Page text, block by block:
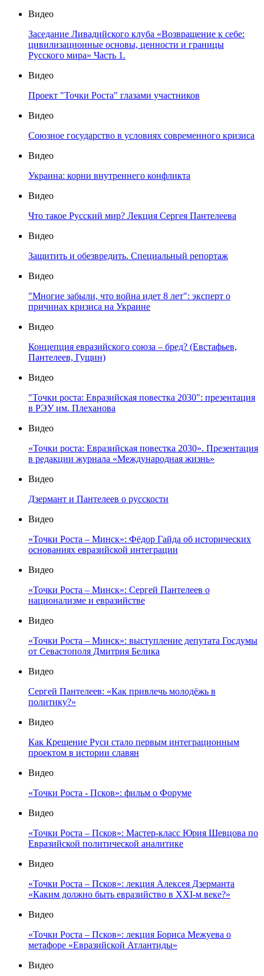
Видео
Заседание Ливадийского клуба «Возвращение к себе:
цивилизационные основы, ценности и границы
Русского мира» Часть 1.
Видео
Проект "Точки Роста" глазами участников
Видео
Союзное государство в условиях современного кризиса
Видео
Украина: корни внутреннего конфликта
Видео
Что такое Русский мир? Лекция Сергея Пантелеева
Видео
Защитить и обезвредить. Специальный репортаж
Видео
"Многие забыли, что война идет 8 лет": эксперт о
причинах кризиса на Украине
Видео
Концепция евразийского союза – бред? (Евстафьев,
Пантелеев, Гущин)
Видео
"Точки роста: Евразийская повестка 2030": презентация
в РЭУ им. Плеханова
Видео
«Точки роста: Евразийская повестка 2030». Презентация
в редакции журнала «Международная жизнь»
Видео
Дзермант и Пантелеев о русскости
Видео
«Точки Роста – Минск»: Фёдор Гайда об исторических
основаниях евразийской интеграции
Видео
«Точки Роста – Минск»: Сергей Пантелеев о
национализме и евразийстве
Видео
«Точки Роста – Минск»: выступление депутата Госдумы
от Севастополя Дмитрия Белика
Видео
Сергей Пантелеев: «Как привлечь молодёжь в
политику?»
Видео
Как Крещение Руси стало первым интеграционным
проектом в истории славян
Видео
«Точки Роста - Псков»: фильм о Форуме
Видео
«Точки Роста – Псков»: Мастер-класс Юрия Шевцова по
Евразийской политической аналитике
Видео
«Точки Роста – Псков»: лекция Алексея Дзерманта
«Каким должно быть евразийство в XXI-м веке?»
Видео
«Точки Роста – Псков»: лекция Бориса Межуева о
метафоре «Евразийской Атлантиды»
Видео